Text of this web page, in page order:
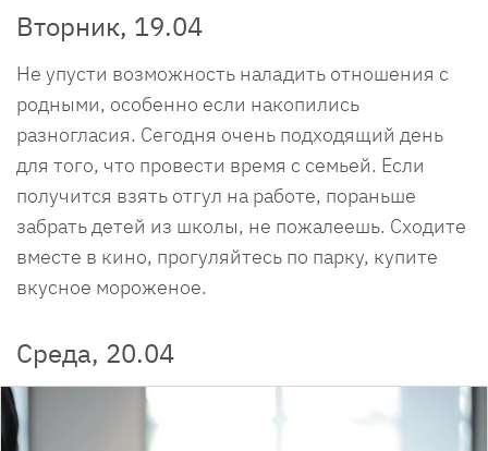
Вторник, 19.04
Не упусти возможность наладить отношения с
родными, особенно если накопились
разногласия. Сегодня очень подходящий день
для того, что провести время с семьей. Если
получится взять отгул на работе, пораньше
забрать детей из школы, не пожалеешь. Сходите
вместе в кино, прогуляйтесь по парку, купите
вкусное мороженое.
Среда, 20.04